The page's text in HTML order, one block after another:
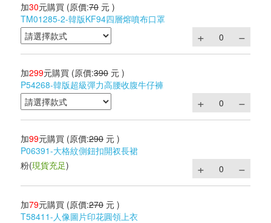
加30元購買 (原價:70 元 )
TM01285-2-韓版KF94四層熔噴布口罩
加299元購買 (原價:390 元 )
P54268-韓版超級彈力高腰收腹牛仔褲
加99元購買 (原價:290 元 )
P06391-大格紋側鈕扣開衩長裙
粉(現貨充足)
加79元購買 (原價:270 元 )
T58411-人像圖片印花圓領上衣